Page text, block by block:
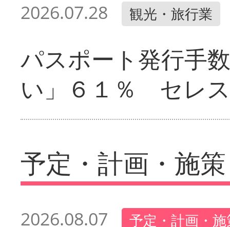
2026.07.28 観光・旅行業
パスポート発行手
い」６１％ セレ
予定・計画・施策
2026.08.07 予定・計画・